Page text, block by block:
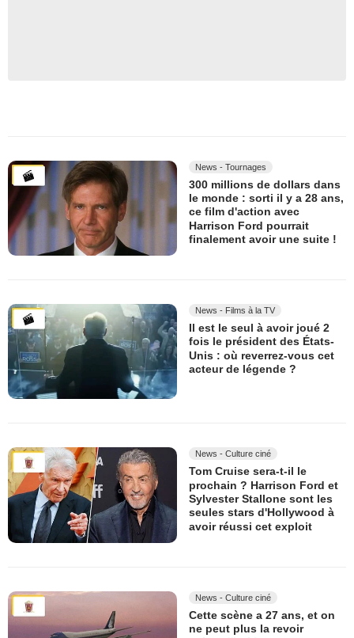
News - Tournages
300 millions de dollars dans
le monde : sorti il y a 28 ans,
ce film d'action avec
Harrison Ford pourrait
finalement avoir une suite !
News - Films à la TV
Il est le seul à avoir joué 2
fois le président des États-
Unis : où reverrez-vous cet
acteur de légende ?
News - Culture ciné
Tom Cruise sera-t-il le
prochain ? Harrison Ford et
Sylvester Stallone sont les
seules stars d'Hollywood à
avoir réussi cet exploit
News - Culture ciné
Cette scène a 27 ans, et on
ne peut plus la revoir